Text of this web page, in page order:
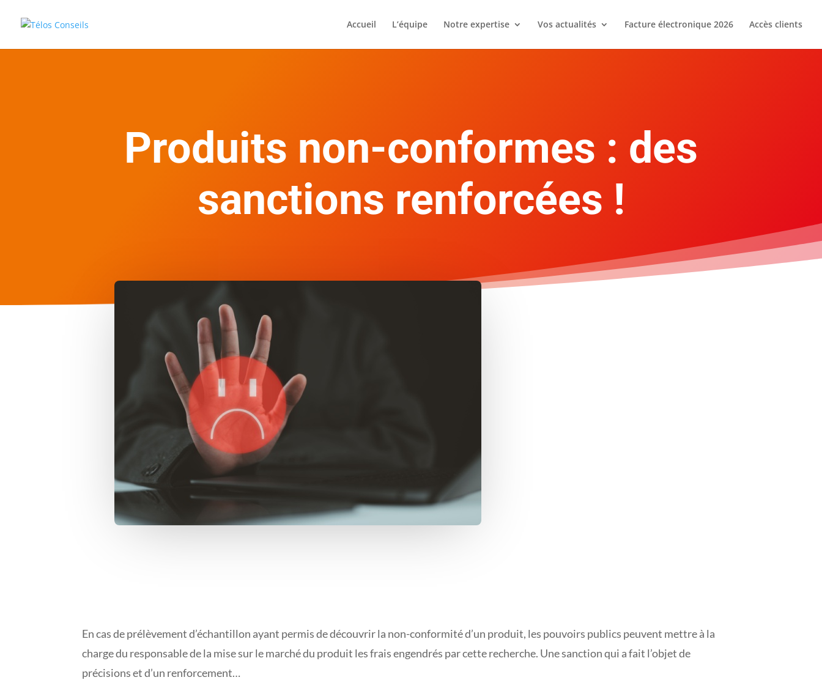
Accueil L’équipe Notre expertise Vos actualités Facture électronique 2026 Accès clients
Produits non-conformes : des
sanctions renforcées !
En cas de prélèvement d’échantillon ayant permis de découvrir la non-conformité d’un produit, les pouvoirs publics peuvent mettre à la
charge du responsable de la mise sur le marché du produit les frais engendrés par cette recherche. Une sanction qui a fait l’objet de
précisions et d’un renforcement…